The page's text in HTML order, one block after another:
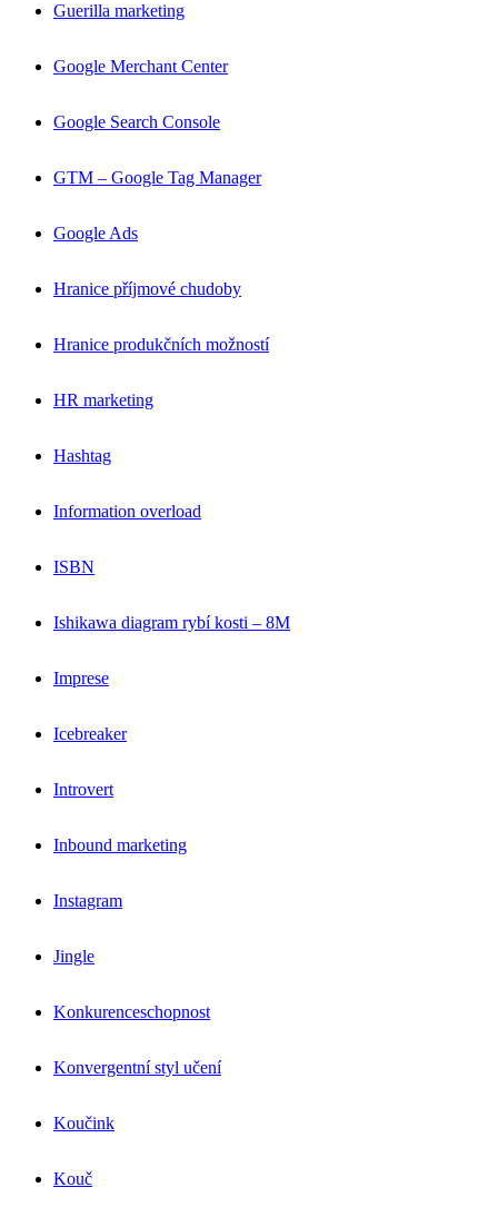
Guerilla marketing
Google Merchant Center
Google Search Console
GTM – Google Tag Manager
Google Ads
Hranice příjmové chudoby
Hranice produkčních možností
HR marketing
Hashtag
Information overload
ISBN
Ishikawa diagram rybí kosti – 8M
Imprese
Icebreaker
Introvert
Inbound marketing
Instagram
Jingle
Konkurenceschopnost
Konvergentní styl učení
Koučink
Kouč